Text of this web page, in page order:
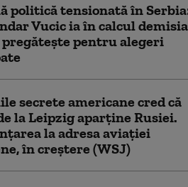
politică tensionată în
Vucic ia în calcul
pregătește pentru alegeri
secrete americane cred că
la Leipzig aparține Rusiei.
la adresa aviației
în creștere (WSJ)